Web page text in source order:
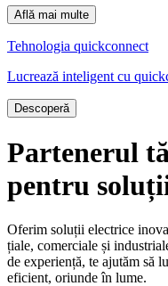
Află mai multe
Tehno­logia quickconnect
Lucrează inte­li­gent cu
Descoperă
Parte­nerul
pentru
Oferim soluții electrice
țiale, comer­ciale și
de expe­riență, te ajutăm să
eficient, oriunde în lume.